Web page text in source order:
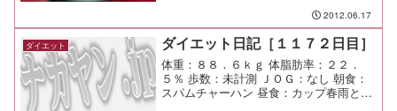
いるのか、自分でもわからなくなってく
るな（笑
2012.06.17
ダイエット ダイエット日記［１１７２日目］
体重：８８．６ｋｇ 体脂肪率：２２．
５％ 歩数：未計測 ＪＯＧ：なし 朝食：
スパムチャーハン 昼食：カップ春雨と残